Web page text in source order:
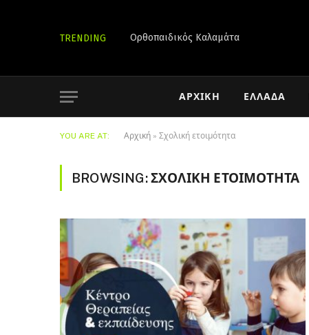
TRENDING Ορθοπαιδικός Καλαμάτα
ΑΡΧΙΚΉ ΕΛΛΆΔΑ
YOU ARE AT: Αρχική » Σχολική ετοιμότητα
BROWSING:ΣΧΟΛΙΚΉ ΕΤΟΙΜΌΤΗΤΑ